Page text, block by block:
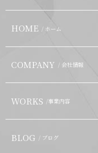
HOME / ホーム
COMPANY / 会社情報
WORKS /事業内容
BLOG / ブログ